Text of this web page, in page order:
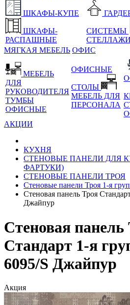
ШКАФЫ-КУПЕ
ШКАФЫ-
РАСПАШНЫЕ
СИСТЕМЫ
СТЕЛЛАЖИ
МЯГКАЯ МЕБЕЛЬ ОФИС
МЕБЕЛЬ
ДЛЯ
РУКОВОДИТЕЛЯ
ТУМБЫ
ОФИСНЫЕ
ОФИСНЫЕ
СТОЛЫ
МЕБЕЛЬ ДЛЯ
ПЕРСОНАЛА
АКЦИИ
КУХНЯ
СТЕНОВЫЕ ПАНЕЛИ ДЛЯ
ФАРТУКИ)
СТЕНОВЫЕ ПАНЕЛИ ТРОЯ
Стеновые панели Троя 1-я
Стеновая панель Троя
Джайпур
Стеновая панель
Стандарт 1-я
6095/S Джайпур
Акция